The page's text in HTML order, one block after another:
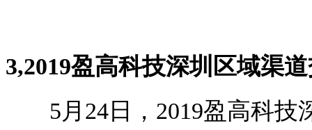
3,2019盈高科技深圳区域渠
5月24日，2019盈高科技